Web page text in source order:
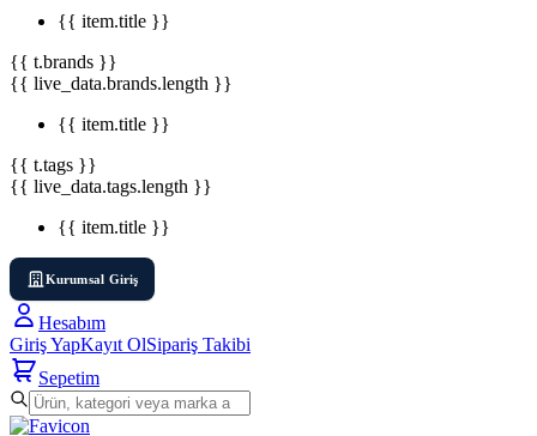
{{ item.title }}
{{ t.brands }}
{{ live_data.brands.length }}
{{ item.title }}
{{ t.tags }}
{{ live_data.tags.length }}
{{ item.title }}
Kurumsal Giriş
Hesabım
Giriş YapKayıt OlSipariş Takibi
Sepetim